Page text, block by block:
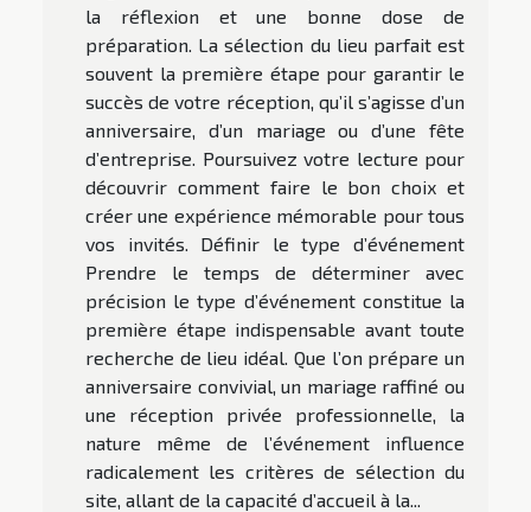
la réflexion et une bonne dose de
préparation. La sélection du lieu parfait est
souvent la première étape pour garantir le
succès de votre réception, qu’il s’agisse d’un
anniversaire, d’un mariage ou d’une fête
d’entreprise. Poursuivez votre lecture pour
découvrir comment faire le bon choix et
créer une expérience mémorable pour tous
vos invités. Définir le type d’événement
Prendre le temps de déterminer avec
précision le type d’événement constitue la
première étape indispensable avant toute
recherche de lieu idéal. Que l’on prépare un
anniversaire convivial, un mariage raffiné ou
une réception privée professionnelle, la
nature même de l’événement influence
radicalement les critères de sélection du
site, allant de la capacité d’accueil à la...